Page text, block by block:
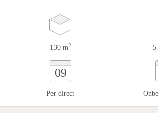
130 m2 5
09
Per direct